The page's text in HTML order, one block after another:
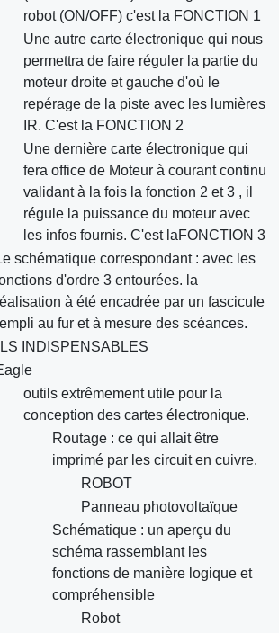
robot (ON/OFF) c'est la FONCTION 1
Une autre carte électronique qui nous
permettra de faire réguler la partie du
moteur droite et gauche d'où le
repérage de la piste avec les lumières
IR. C'est la FONCTION 2
Une dernière carte électronique qui
fera office de Moteur à courant continu
validant à la fois la fonction 2 et 3 , il
régule la puissance du moteur avec
les infos fournis. C'est laFONCTION 3
schématique correspondant : avec les
d'ordre 3 entourées. la
à été encadrée par un fascicule
au fur et à mesure des scéances.
INDISPENSABLES
outils extrêmement utile pour la
conception des cartes électronique.
Routage : ce qui allait être
imprimé par les circuit en cuivre.
ROBOT
Panneau photovoltaïque
Schématique : un aperçu du
schéma rassemblant les
fonctions de manière logique et
compréhensible
Robot